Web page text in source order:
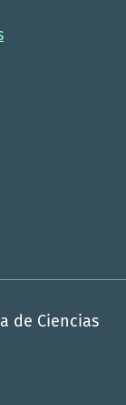
de Ciencias